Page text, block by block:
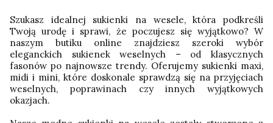
Szukasz idealnej sukienki na wesele, która podkreśli
Twoją urodę i sprawi, że poczujesz się wyjątkowo? W
naszym butiku online znajdziesz szeroki wybór
eleganckich sukienek weselnych – od klasycznych
fasonów po najnowsze trendy. Oferujemy sukienki maxi,
midi i mini, które doskonale sprawdzą się na przyjęciach
weselnych, poprawinach czy innych wyjątkowych
okazjach.